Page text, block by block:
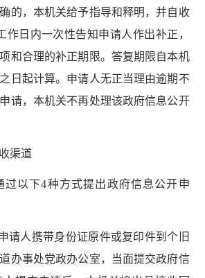
，本机关给予指导和释明，并自收
作日内一次性告知申请人作出补正，
和合理的补正期限。答复期限自本机
日起计算。申请人无正当理由逾期不
请，本机关不再处理该政府信息公开
渠道
以下4种方式提出政府信息公开申
人携带身份证原件或复印件到个旧
办事处党政办公室，当面提交政府信